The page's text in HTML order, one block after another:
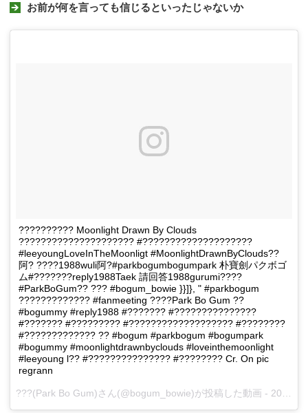
お前が何を言っても信じるといったじゃないか
?????????? Moonlight Drawn By Clouds
????????????????????? #????????????????????
#leeyoungLoveInTheMoonligt #MoonlightDrawnByClouds??
阿? ????1988wuli阿?#parkbogumbogumpark 朴寶劍パクボゴ
ム#???????reply1988Taek 請回答1988gurumi????
#ParkBoGum?? ??? #bogum_bowie }}]}, " #parkbogum
????????????? #fanmeeting ????Park Bo Gum ??
#bogummy #reply1988 #??????? #???????????????
#??????? #????????? #??????????????????? #????????
#????????????? ?? #bogum #parkbogum #bogumpark
#bogummy #moonlightdrawnbyclouds #loveinthemoonlight
#leeyoung l?? #??????????????? #???????? Cr. On pic
regrann
???(Park Bo Gum)さん(@bogum_bowie)が投稿した動画 - 2017 1月 10 5:58午前 PST